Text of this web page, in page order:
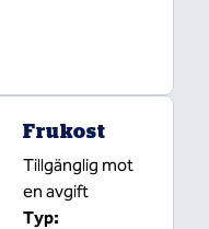
Frukost
Tillgänglig mot
en avgift
Typ: